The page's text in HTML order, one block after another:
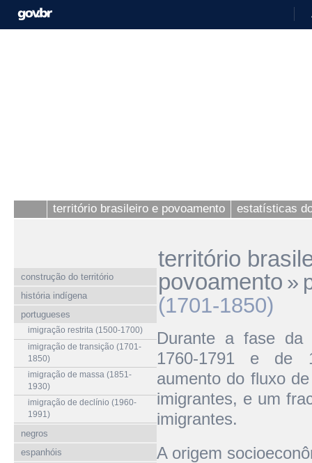
território brasileiro e povoamento estatísticas
construção do território
história indígena
portugueses
imigração restrita (1500-1700)
imigração de transição (1701-
1850)
imigração de massa (1851-
1930)
imigração de declínio (1960-
1991)
negros
espanhóis
território
povoamento »
(1701-1850)
Durante a fase da
1760-1791 e de
aumento do fluxo
imigrantes, e um
imigrantes.
A origem